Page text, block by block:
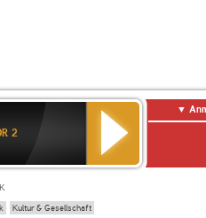
2
Kultur & Gesellschaft